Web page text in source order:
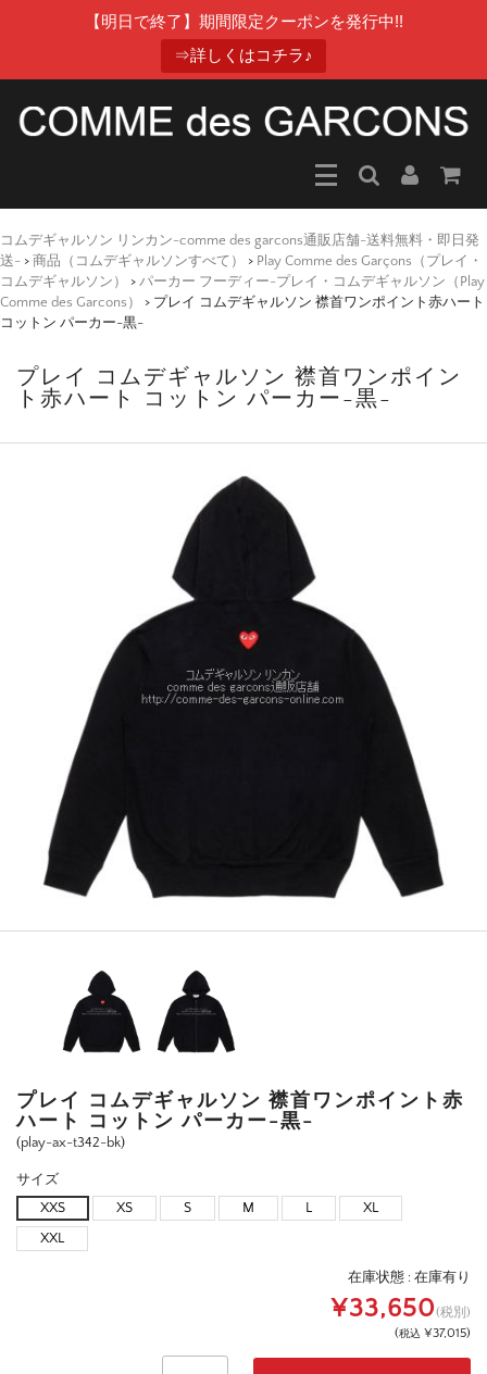
【明日で終了】期間限定クーポンを発行中!!
⇒詳しくはコチラ♪
コムデギャルソン リンカン-comme des garcons通販店舗-送料無料・即日発
送- > 商品（コムデギャルソンすべて） > Play Comme des Garçons（プレイ・
コムデギャルソン）
> パーカー フーディー-プレイ・コムデギャルソン（Play
Comme des Garcons）
> プレイ コムデギャルソン 襟首ワンポイント赤ハート
コットン パーカー-黒-
プレイ コムデギャルソン 襟首ワンポイン
ト赤ハート コットン パーカー-黒-
プレイ コムデギャルソン 襟首ワンポイント赤
ハート コットン パーカー-黒-
(play-ax-t342-bk)
サイズ
XXS
XS S M L
XL
XXL
在庫状態 : 在庫有り
¥33,650(税別)
(税込 ¥37,015)